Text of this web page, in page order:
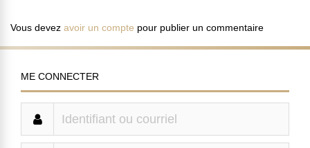
Vous devez avoir un compte pour publier un commentaire
ME CONNECTER